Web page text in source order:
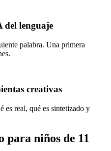
lenguaje
palabra. Una primera
creativas
es real, qué es sintetizado y
para niños de 11